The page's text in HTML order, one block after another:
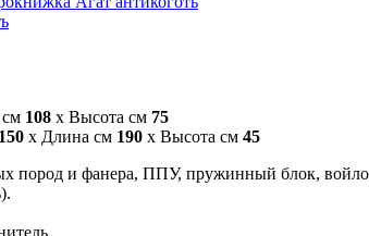
108 x Высота см 75
150 x Длина см 190 x Высота см 45
пород и фанера, ППУ, пружинный блок,